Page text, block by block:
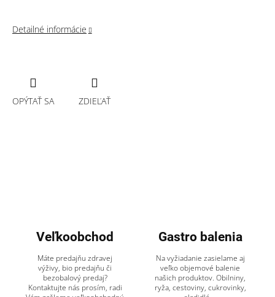
Detailné informácie
OPÝTAŤ SA ZDIEĽAŤ
Veľkoobchod
Máte predajňu zdravej
výživy, bio predajňu či
bezobalový predaj?
Kontaktujte nás prosím, radi
Gastro balenia
Na vyžiadanie zasielame aj
veľko objemové balenie
našich produktov. Obilniny,
ryža, cestoviny, cukrovinky,